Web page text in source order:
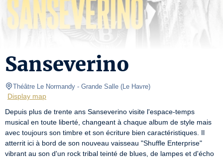
Sanseverino
Théâtre Le Normandy - Grande Salle (Le Havre)
Display map
Depuis plus de trente ans Sanseverino visite l'espace-temps
musical en toute liberté, changeant à chaque album de style mais
avec toujours son timbre et son écriture bien caractéristiques. Il
atterrit ici à bord de son nouveau vaisseau "Shuffle Enterprise"
vibrant au son d'un rock tribal teinté de blues, de lampes et d'écho